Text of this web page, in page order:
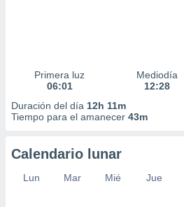
Primera luz
06:01
Mediodía
12:28
Duración del día 12h 11m
Tiempo para el amanecer 43m
Calendario lunar
Lun Mar Mié Jue